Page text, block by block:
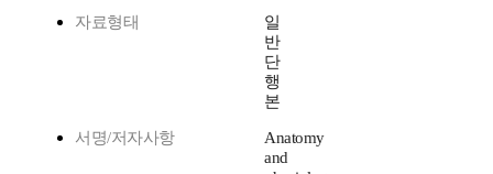
자료형태
일
반
단
행
본
서명/저자사항
Anatomy
and